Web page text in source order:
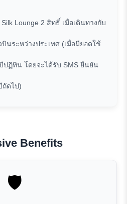
Silk Lounge 2 สิทธิ์ เมื่อเดินทางกับ
บินระหว่างประเทศ (เมื่อมียอดใช้
ปฏิทิน โดยจะได้รับ SMS ยืนยัน
ถัดไป)
Benefits
🛡️